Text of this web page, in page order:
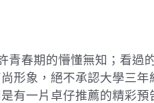
青春期的懵懂無知；看過
形象，絕不承認大學三年
有一片卓仔推薦的精彩預